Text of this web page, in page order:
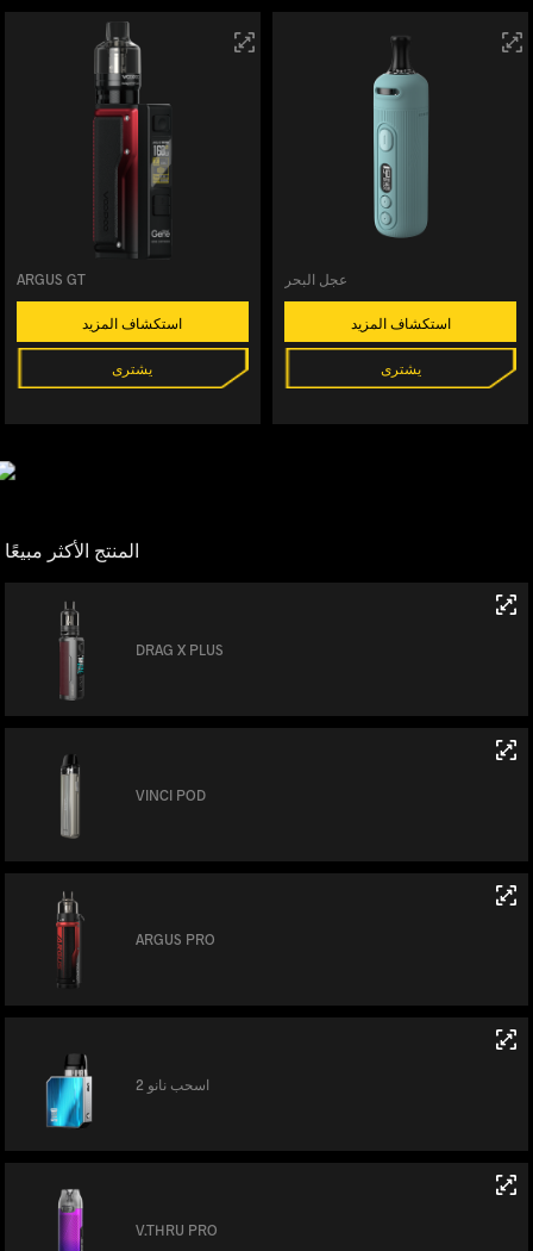
ARGUS GT
استكشاف المزيد
يشترى
عجل البحر
استكشاف المزيد
يشترى
المنتج الأكثر مبيعًا
DRAG X PLUS
VINCI POD
ARGUS PRO
اسحب نانو 2
V.THRU PRO